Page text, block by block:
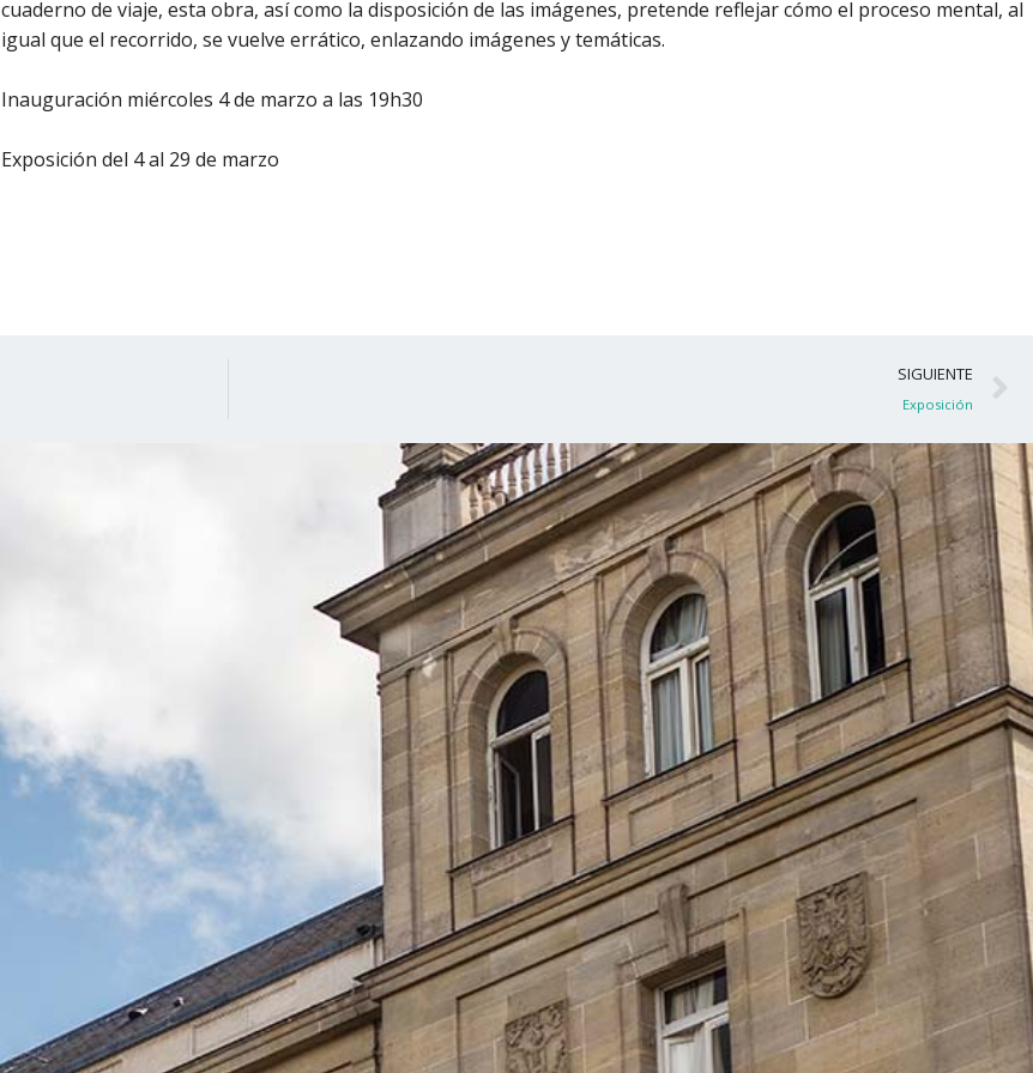
cuaderno de viaje, esta obra, así como la disposición de las imágenes, pretende reflejar cómo el proceso mental, al
igual que el recorrido, se vuelve errático, enlazando imágenes y temáticas.
Inauguración miércoles 4 de marzo a las 19h30
Exposición del 4 al 29 de marzo
SIGUIENTE
Exposición